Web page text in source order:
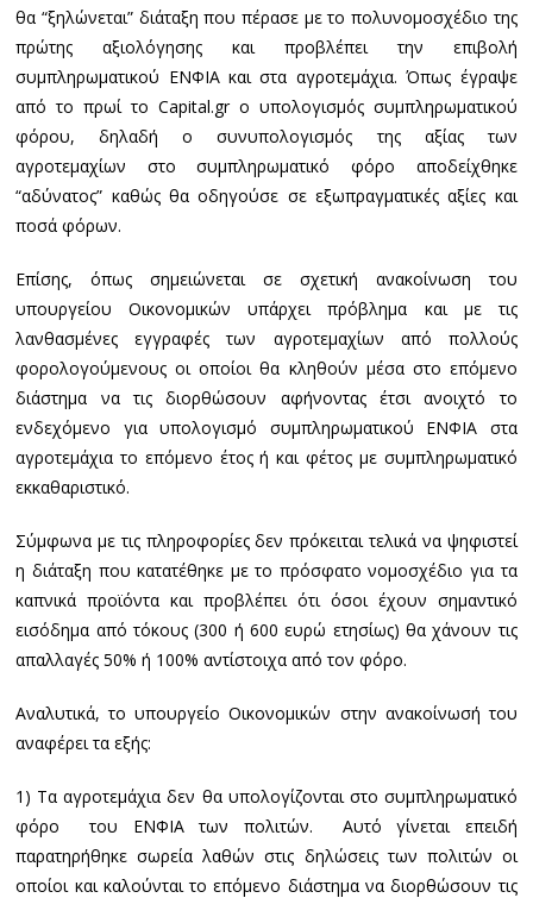
θα “ξηλώνεται” διάταξη που πέρασε με το πολυνομοσχέδιο της
πρώτης αξιολόγησης και προβλέπει την επιβολή
συμπληρωματικού ΕΝΦΙΑ και στα αγροτεμάχια. Όπως έγραψε
από το πρωί το Capital.gr ο υπολογισμός συμπληρωματικού
φόρου, δηλαδή ο συνυπολογισμός της αξίας των
αγροτεμαχίων στο συμπληρωματικό φόρο αποδείχθηκε
“αδύνατος” καθώς θα οδηγούσε σε εξωπραγματικές αξίες και
ποσά φόρων.
Επίσης, όπως σημειώνεται σε σχετική ανακοίνωση του
υπουργείου Οικονομικών υπάρχει πρόβλημα και με τις
λανθασμένες εγγραφές των αγροτεμαχίων από πολλούς
φορολογούμενους οι οποίοι θα κληθούν μέσα στο επόμενο
διάστημα να τις διορθώσουν αφήνοντας έτσι ανοιχτό το
ενδεχόμενο για υπολογισμό συμπληρωματικού ΕΝΦΙΑ στα
αγροτεμάχια το επόμενο έτος ή και φέτος με συμπληρωματικό
εκκαθαριστικό.
Σύμφωνα με τις πληροφορίες δεν πρόκειται τελικά να ψηφιστεί
η διάταξη που κατατέθηκε με το πρόσφατο νομοσχέδιο για τα
καπνικά προϊόντα και προβλέπει ότι όσοι έχουν σημαντικό
εισόδημα από τόκους (300 ή 600 ευρώ ετησίως) θα χάνουν τις
απαλλαγές 50% ή 100% αντίστοιχα από τον φόρο.
Αναλυτικά, το υπουργείο Οικονομικών στην ανακοίνωσή του
αναφέρει τα εξής:
1) Τα αγροτεμάχια δεν θα υπολογίζονται στο συμπληρωματικό
φόρο του ΕΝΦΙΑ των πολιτών. Αυτό γίνεται επειδή
παρατηρήθηκε σωρεία λαθών στις δηλώσεις των πολιτών οι
οποίοι και καλούνται το επόμενο διάστημα να διορθώσουν τις